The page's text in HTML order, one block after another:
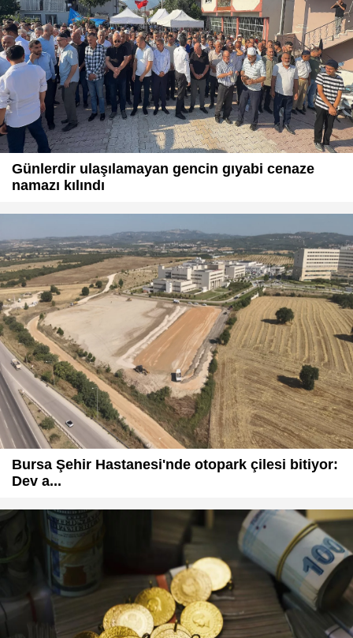
Günlerdir ulaşılamayan gencin gıyabi cenaze
namazı kılındı
Bursa Şehir Hastanesi'nde otopark çilesi bitiyor:
Dev a...